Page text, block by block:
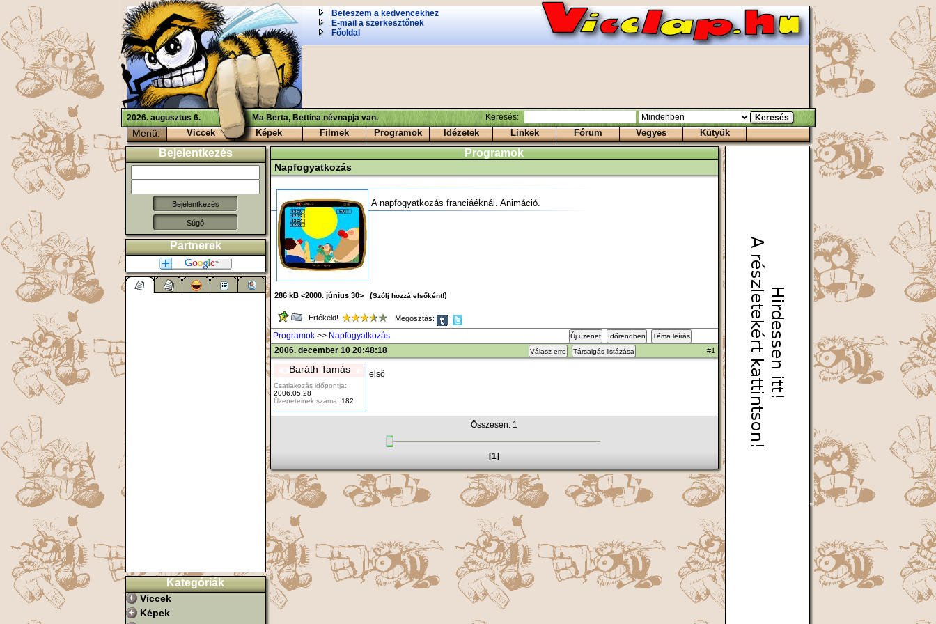
Beteszem a kedvencekhez
E-mail a szerkesztőnek
Főoldal
2026. augusztus 6. Ma Berta, Bettina névnapja van. Keresés:
Menü: Viccek Képek Filmek Programok Idézetek Linkek Fórum Vegyes Kütyük
Bejelentkezés
Súgó
Partnerek
Kategóriák
Viccek
Képek
Programok
Napfogyatkozás
A napfogyatkozás franciáéknál. Animáció.
286 kB <2000. június 30> (Szólj hozzá elsőként!)
Értékeld! Megosztás:
Programok>> Napfogyatkozás Új üzenet Időrendben Téma leírás
2006. december 10 20:48:18 Válasz erre Társalgás listázása #1
Baráth Tamás
Csatlakozás időpontja:
2006.05.28
Üzeneteinek száma: 182
első
Összesen: 1
[1]